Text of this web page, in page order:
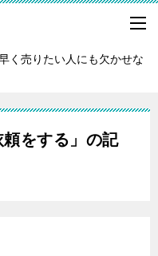
く売りたい人にも欠かせな
頼をする」の記